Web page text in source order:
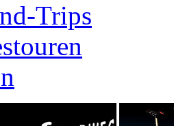
Trips